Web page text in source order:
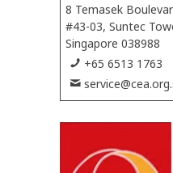
8 Temasek
#43-03, Suntec
Singapore 038988
+65 6513 1763